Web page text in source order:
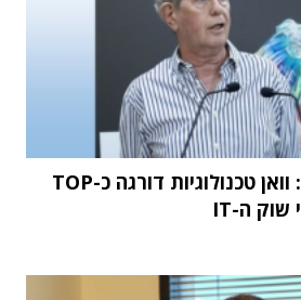
מחקר STKI השנתי: וואן טכנולוגיות דורגה כ-TOP